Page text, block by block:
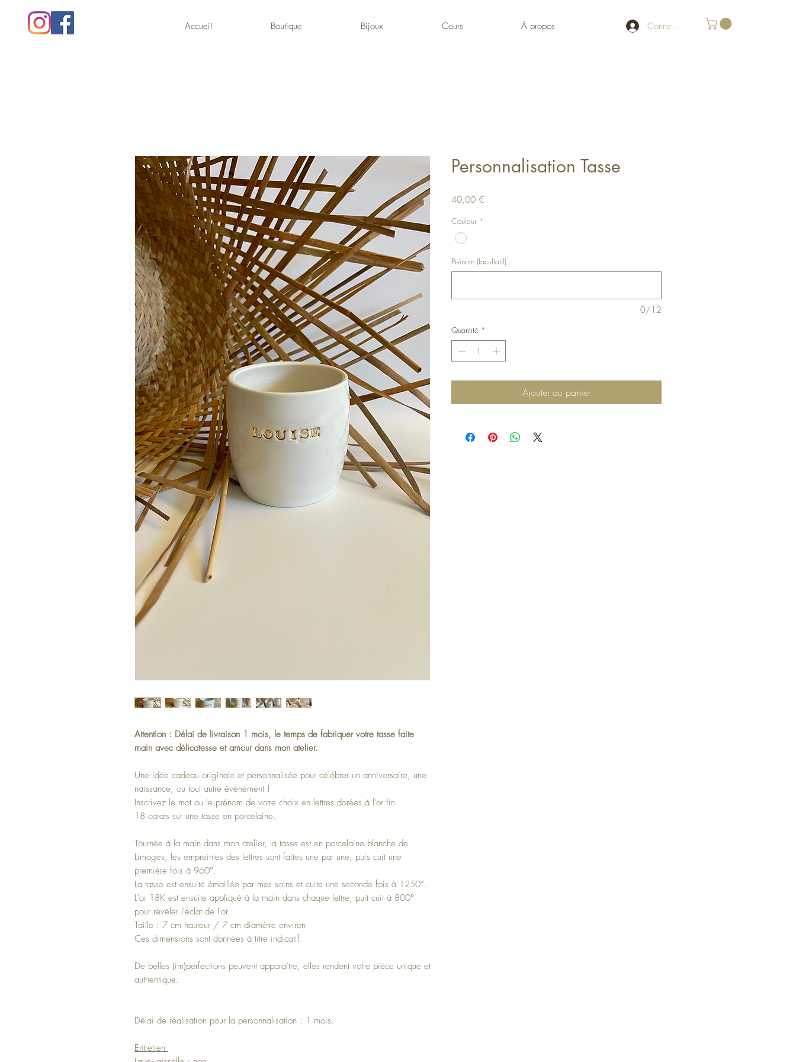
Accueil Boutique Bijoux Cours À propos Connexion
Attention : Délai de livraison 1 mois, le temps de fabriquer votre tasse faite
main avec délicatesse et amour dans mon atelier.
Une idée cadeau originale et personnalisée pour célébrer un anniversaire, une
naissance, ou tout autre évènement !
Inscrivez le mot ou le prénom de votre choix en lettres dorées à l’or fin
18 carats sur une tasse en porcelaine.
Tournée à la main dans mon atelier, la tasse est en porcelaine blanche de
Limoges, les empreintes des lettres sont faites une par une, puis cuit une
première fois à 960°.
La tasse est ensuite émaillée par mes soins et cuite une seconde fois à 1250°.
L'or 18K est ensuite appliqué à la main dans chaque lettre, puit cuit à 800°
pour révéler l'éclat de l'or.
Taille : 7 cm hauteur / 7 cm diamètre environ
Ces dimensions sont données à titre indicatif.
De belles (im)perfections peuvent apparaître, elles rendent votre pièce unique et
authentique.
Délai de réalisation pour la personnalisation : 1 mois.
Entretien
Personnalisation Tasse
40,00 €Prix
Couleur *
Prénom (facultatif)
0/12
Quantité *
Ajouter au panier